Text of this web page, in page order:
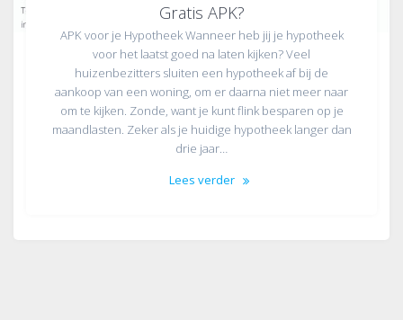
Gratis APK?
APK voor je Hypotheek Wanneer heb jij je hypotheek
voor het laatst goed na laten kijken? Veel
huizenbezitters sluiten een hypotheek af bij de
aankoop van een woning, om er daarna niet meer naar
om te kijken. Zonde, want je kunt flink besparen op je
maandlasten. Zeker als je huidige hypotheek langer dan
drie jaar…
Lees verder